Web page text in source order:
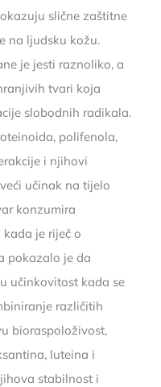
slične zaštitne
na ljudsku kožu.
je jesti raznoliko, a
tvari koja
slobodnih radikala.
polifenola,
i njihovi
učinak na tijelo
konzumira
je riječ o
pokazalo je da
učinkovitost kada se
različitih
bioraspoloživost,
luteina i
stabilnost i